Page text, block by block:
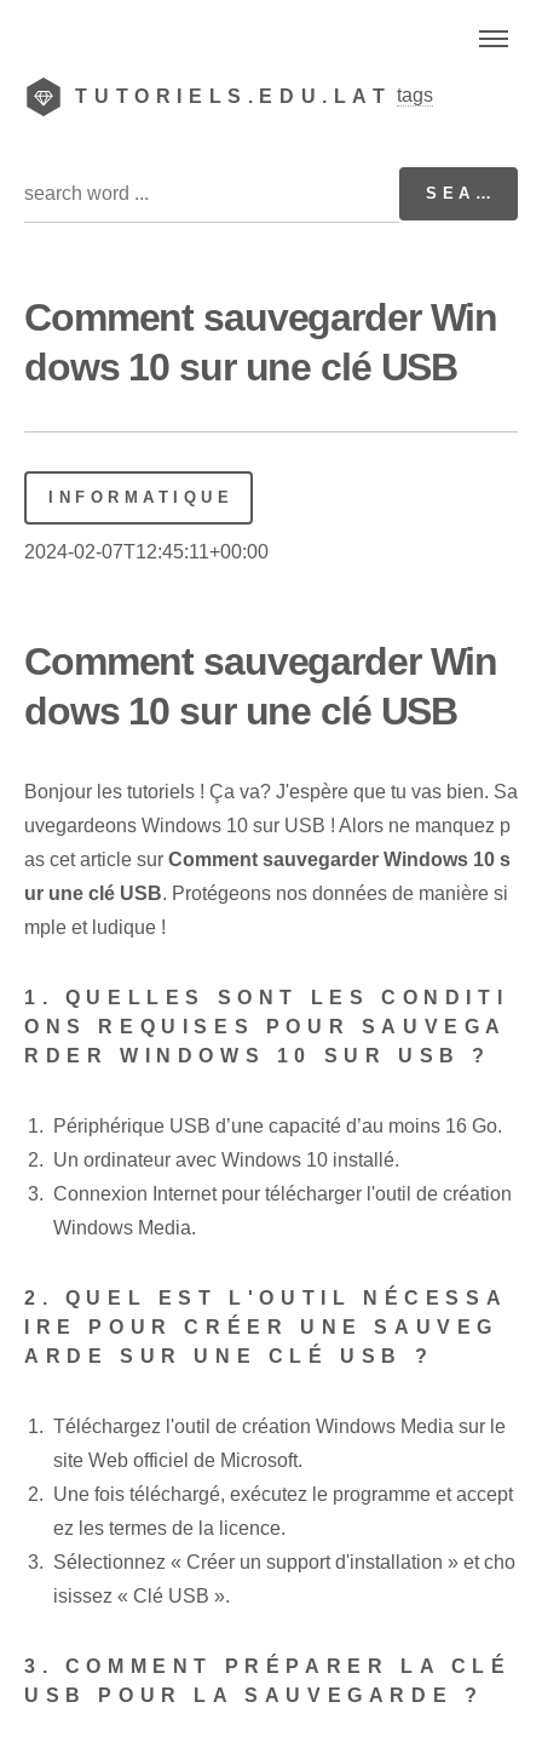
TUTORIELS.EDU.LAT tags
Comment sauvegarder Win
dows 10 sur une clé USB
INFORMATIQUE
2024-02-07T12:45:11+00:00
Comment sauvegarder Win
dows 10 sur une clé USB
Bonjour les tutoriels ! Ça va? J'espère que tu vas bien. Sa
uvegardeons Windows 10 sur USB ! Alors ne manquez p
as cet article sur Comment sauvegarder Windows 10 s
ur une clé USB. Protégeons nos données de manière si
mple et ludique !
1. QUELLES SONT LES CONDITI
ONS REQUISES POUR SAUVEGA
RDER WINDOWS 10 SUR USB ?
Périphérique USB d’une capacité d’au moins 16 Go.
Un ordinateur avec Windows 10 installé.
Connexion Internet pour télécharger l'outil de création
Windows Media.
2. QUEL EST L'OUTIL NÉCESSA
IRE POUR CRÉER UNE SAUVEG
ARDE SUR UNE CLÉ USB ?
Téléchargez l'outil de création Windows Media sur le
site Web officiel de Microsoft.
Une fois téléchargé, exécutez le programme et accept
ez les termes de la licence.
Sélectionnez « Créer un support d'installation » et cho
isissez « Clé USB ».
3. COMMENT PRÉPARER LA CLÉ
USB POUR LA SAUVEGARDE ?